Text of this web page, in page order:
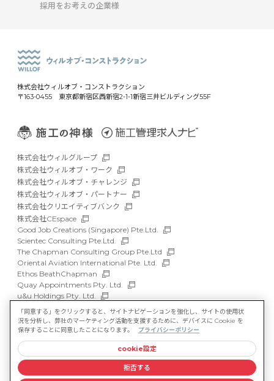
採用をお考えの企業様
株式会社ウィルオブ・コンストラクション
〒163-0455 東京都新宿区西新宿2-1-1新宿三井ビルディング55F
株式会社ウィルグループ
株式会社ウィルオブ・ワーク
株式会社ウィルオブ・チャレンジ
株式会社ウィルオブ・パートナー
株式会社クリエイティブバンク
株式会社CEspace
Good Job Creations (Singapore) Pte.Ltd.
Scientec Consulting Pte.Ltd.
The Chapman Consulting Group Pte.Ltd
Oriental Aviation International Pte. Ltd.
Ethos BeathChapman
Quay Appointments Pty. Ltd.
u&u Holdings Pty. Ltd.
DFP Recruitment Holdings Pty. Ltd.
Asia Recruit Holdings Sdn.Bhd.
WILLOF Vietnam Company Limited
サイトマップ
マルチステークホルダー方針
情報セキュリティ基本方針
プライバシーポリシー
「同意する」をクリックすると、サイトナビゲーションを強化し、サイトの使用状
況を分析し、弊社のマーケティング活動を支援するために、デバイスに Cookie を
保存することに同意したことになります。
プライバシーポリシー
cookie設定
拒否する